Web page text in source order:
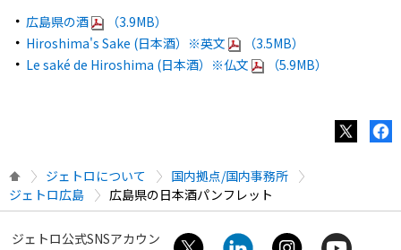
広島県の酒
（3.9MB）
Hiroshima's Sake (日本酒）※英文
（3.5MB）
Le saké de Hiroshima (日本酒）※仏文
（5.9MB）
ジェトロについて
国内拠点/国内事務所
ジェトロ広島
広島県の日本酒パンフレット
ジェトロ公式SNSアカウン